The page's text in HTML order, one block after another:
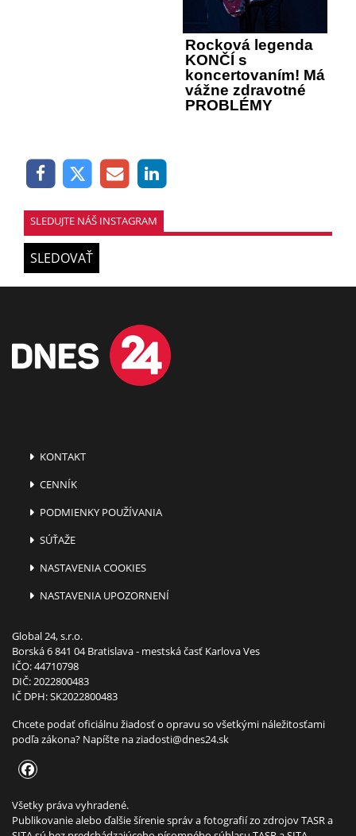
Rocková legenda
KONČÍ s
koncertovaním! Má
vážne zdravotné
PROBLÉMY
SLEDUJTE NÁŠ INSTAGRAM
SLEDOVAŤ
KONTAKT
CENNÍK
PODMIENKY POUŽÍVANIA
SÚŤAŽE
NASTAVENIA COOKIES
NASTAVENIA UPOZORNENÍ
Global 24, s.r.o.
Borská 6 841 04 Bratislava - mestská časť Karlova Ves
IČO: 44710798
DIČ: 2022800483
IČ DPH: SK2022800483
Chcete podať oficiálnu žiadosť o opravu so všetkými náležitosťami
podľa zákona? Napíšte naziadosti@dnes24.sk
Všetky práva vyhradené.
Publikovanie alebo ďalšie šírenie správ a fotografií zo zdrojov TASR a